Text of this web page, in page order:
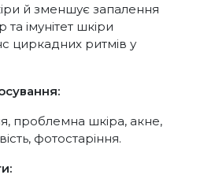
й зменшує запалення
імунітет шкіри
циркадних ритмів у
проблемна шкіра, акне,
фотостаріння.